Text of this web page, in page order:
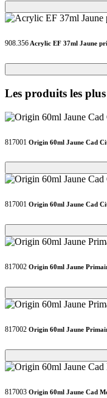
Loading...
Loading...
908.356 Acrylic EF 37ml Jaune
Loading...
Loading...
Les produits les
817001 Origin 60ml Jaune Cad
Loading...
Loading...
817001 Origin 60ml Jaune Cad
Loading...
Loading...
817002 Origin 60ml Jaune
Loading...
Loading...
817002 Origin 60ml Jaune
Loading...
Loading...
817003 Origin 60ml Jaune Cad